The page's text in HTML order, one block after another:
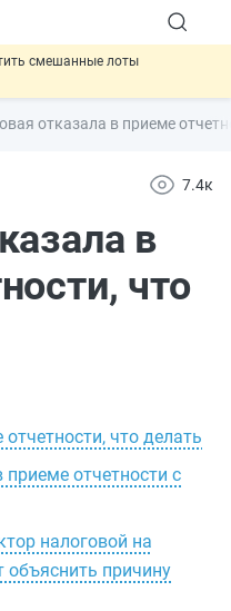
смешанные лоты
для вкладов физлиц из
СПОТ могут заменить
отказала в приеме
7.4к
в
что
что делать
отчетности с
налоговой на
причину